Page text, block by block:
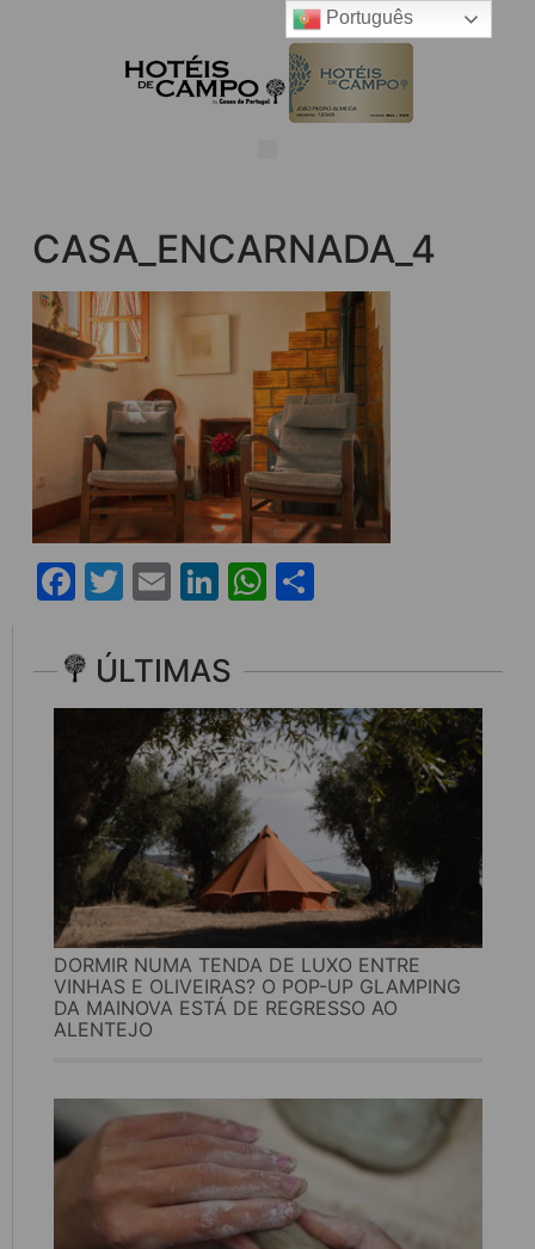
CASA_ENCARNADA_4
Facebook
Twitter
EmailLinkedIn
WhatsApp
ÚLTIMAS
DORMIR NUMA TENDA DE LUXO ENTRE
VINHAS E OLIVEIRAS? O POP-UP GLAMPING
DA MAINOVA ESTÁ DE REGRESSO AO
ALENTEJO
Português